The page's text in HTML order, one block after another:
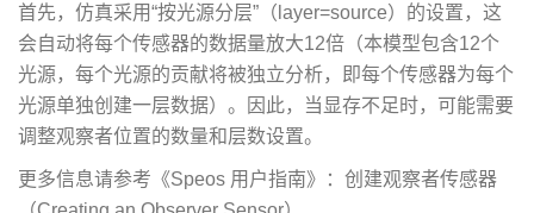
首先，仿真采用“按光源分层”（layer=source）的设置，这
会自动将每个传感器的数据量放大12倍（本模型包含12个
光源，每个光源的贡献将被独立分析，即每个传感器为每个
光源单独创建一层数据）。因此，当显存不足时，可能需要
调整观察者位置的数量和层数设置。
更多信息请参考《Speos 用户指南》：创建观察者传感器